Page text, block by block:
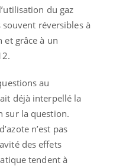
du gaz
réversibles à
et grâce à un
au
déjà interpellé la
sur la question.
n’est pas
des effets
tendent à